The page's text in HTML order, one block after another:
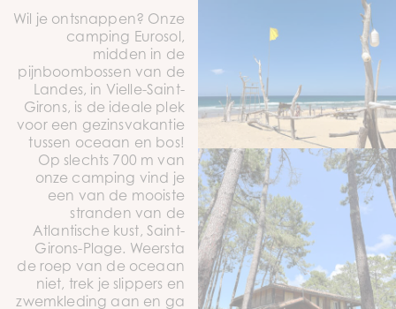
Wil je ontsnappen? Onze
camping Eurosol,
midden in de
pijnboombossen van de
Landes, in Vielle-Saint-
Girons, is de ideale plek
voor een gezinsvakantie
tussen oceaan en bos!
Op slechts 700 m van
onze camping vind je
een van de mooiste
stranden van de
Atlantische kust, Saint-
Girons-Plage. Weersta
de roep van de oceaan
niet, trek je slippers en
zwemkleding aan en ga